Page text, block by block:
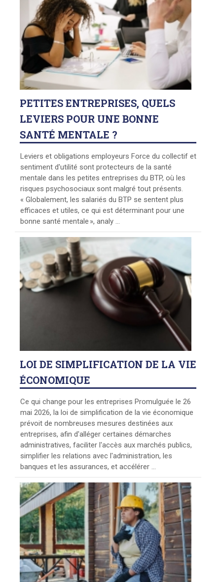
PETITESENTREPRISES, QUELS
LEVIERS POUR UNE BONNE
SANTÉ MENTALE ?
Leviers et obligations employeurs Force du collectif et
sentiment d'utilité sont protecteurs de la santé
mentale dans les petites entreprises du BTP, où les
risques psychosociaux sont malgré tout présents.
« Globalement, les salariés du BTP se sentent plus
efficaces et utiles, ce qui est déterminant pour une
bonne santé mentale », analy ...
LOI DE SIMPLIFICATION DE LA VIE
ÉCONOMIQUE
Ce qui change pour les entreprises Promulguée le 26
mai 2026, la loi de simplification de la vie économique
prévoit de nombreuses mesures destinées aux
entreprises, afin d'alléger certaines démarches
administratives, faciliter l'accès aux marchés publics,
simplifier les relations avec l'administration, les
banques et les assurances, et accélérer ...